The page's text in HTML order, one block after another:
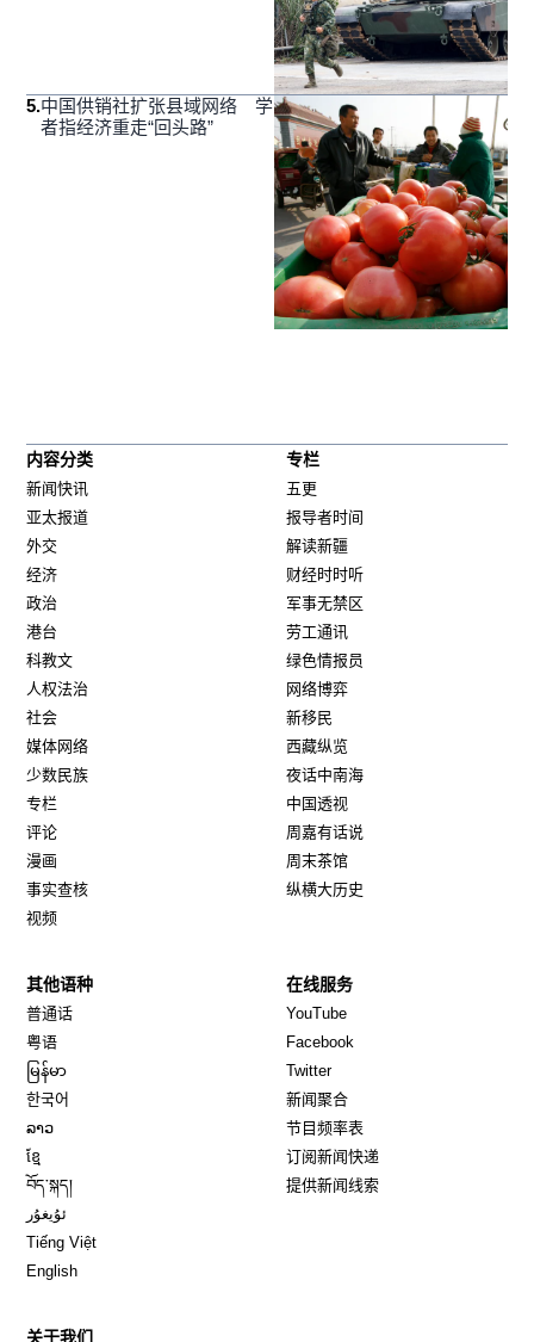
5.中国供销社扩张县域网络 学
者指经济重走“回头路”
内容分类
新闻快讯
亚太报道
外交
经济
政治
港台
科教文
人权法治
社会
媒体网络
少数民族
专栏
评论
漫画
事实查核
视频
专栏
五更
报导者时间
解读新疆
财经时时听
军事无禁区
劳工通讯
绿色情报员
网络博弈
新移民
西藏纵览
夜话中南海
中国透视
周嘉有话说
周末茶馆
纵横大历史
其他语种
普通话
粤语
မြန်မာ
한국어
ລາວ
ខ្មែ
བོད་སྐད།
ئۇيغۇر
Tiếng Việt
English
在线服务
YouTube
Facebook
TwitterOpens in new window
新闻聚合
节目频率表
订阅新闻快递
提供新闻线索
关于我们